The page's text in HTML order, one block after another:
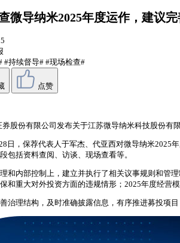
微导纳米2025年度运作，建议
#持续督导# #现场检查#
点赞
股份有限公司发布关于江苏微导纳米科技股份有
日，保荐代表人于军杰、代亚西对微导纳米
包括资料查阅、访谈、现场查看等。
和内部控制上，建立并执行了相关议事规则和管
和重大对外投资方面的违规情形；2025年度经营
治理结构，及时准确披露信息，有序推进募投项